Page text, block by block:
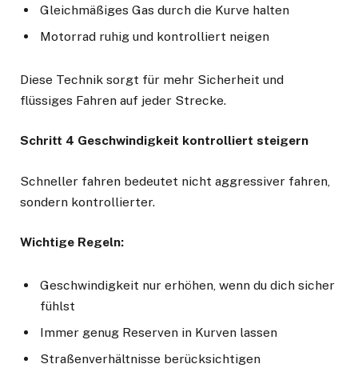
Gleichmäßiges Gas durch die Kurve halten
Motorrad ruhig und kontrolliert neigen
Diese Technik sorgt für mehr Sicherheit und
flüssiges Fahren auf jeder Strecke.
Schritt 4 Geschwindigkeit kontrolliert steigern
Schneller fahren bedeutet nicht aggressiver fahren,
sondern kontrollierter.
Wichtige Regeln:
Geschwindigkeit nur erhöhen, wenn du dich sicher
fühlst
Immer genug Reserven in Kurven lassen
Straßenverhältnisse berücksichtigen